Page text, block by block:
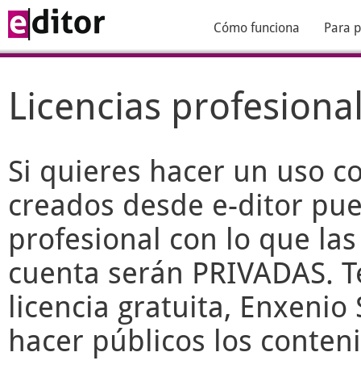
Cómo funciona Para
Licencias
Si quieres hacer un uso
creados desde e-ditor
profesional con lo que
cuenta serán PRIVADAS.
licencia gratuita, Enxenio
hacer públicos los